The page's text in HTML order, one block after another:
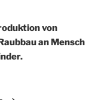
von
an Mensch